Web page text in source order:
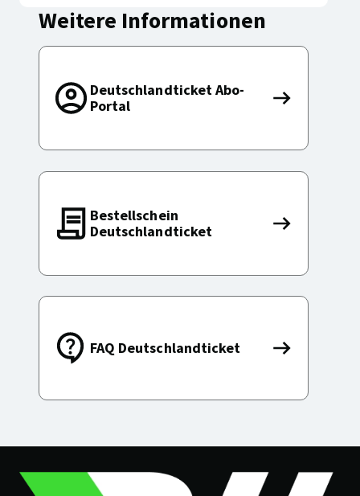
Weitere Informationen
Deutschlandticket Abo-
Portal
Bestellschein
Deutschlandticket
FAQ Deutschlandticket
FAQ